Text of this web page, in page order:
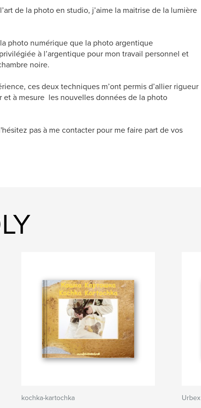
de la photo en studio, j’aime la maitrise de la lumière
photo numérique que la photo argentique
à l’argentique pour mon travail personnel et
noire.
ces deux techniques m’ont permis d’allier rigueur
à mesure les nouvelles données de la photo
pas à me contacter pour me faire part de vos
kochka-kartochka Urbex